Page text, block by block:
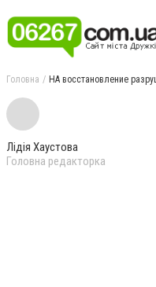
Головна НА восстановление
Лідія Хаустова
Головна редакторка